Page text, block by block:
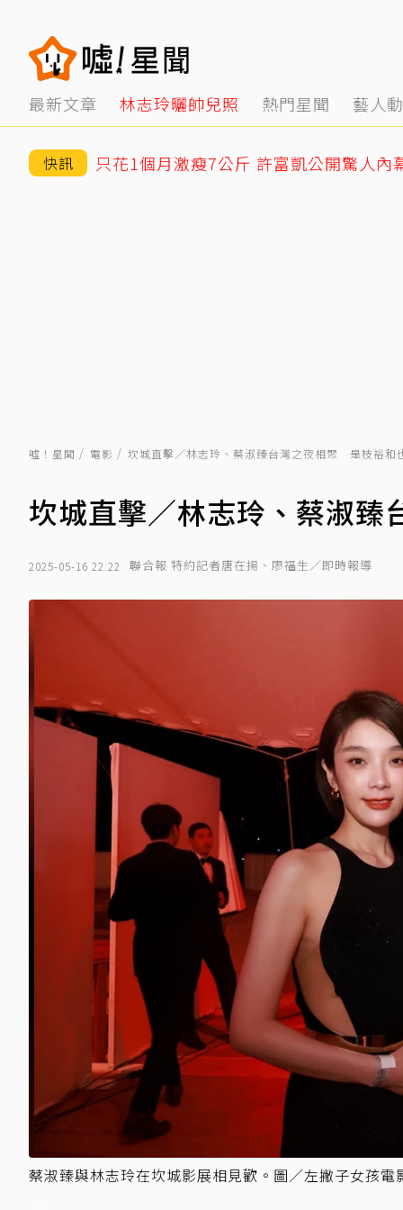
最新文章 林志玲曬帥兒照 熱門星聞 藝人
快訊 只花1個月激瘦7公斤 許富凱公開驚人內
噓！星聞 電影 坎城直擊／林志玲、蔡淑臻台灣之夜相聚 是枝裕和
坎城直擊／林志玲、蔡淑
2025-05-16 22:22 聯合報 特約記者唐在揚、廖福生／即時報導
蔡淑臻與林志玲在坎城影展相見歡。圖／左撇子女孩電